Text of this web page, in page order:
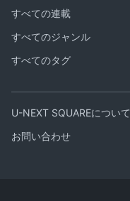
すべての連載
すべてのジャンル
すべてのタグ
U-NEXT SQUAREについて
お問い合わせ